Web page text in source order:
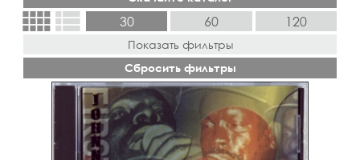
view_comfyview_list 30 60 120
Показать фильтры
Сбросить фильтры